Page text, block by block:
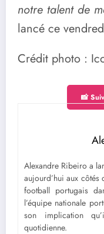
notre talent de
lancé ce
Crédit photo :
📸
Alexandre Ribeiro a
aujourd’hui aux
football portugais
l’équipe nationale
son implication
quotidienne.